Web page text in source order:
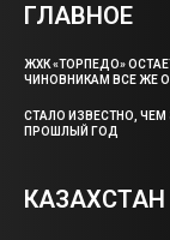
ГЛАВНОЕ
ЖХК «ТОРПЕДО»
ЧИНОВНИКАМ ВСЕ ЖЕ
СТАЛО ИЗВЕСТНО,
ПРОШЛЫЙ ГОД
КАЗАХСТАН